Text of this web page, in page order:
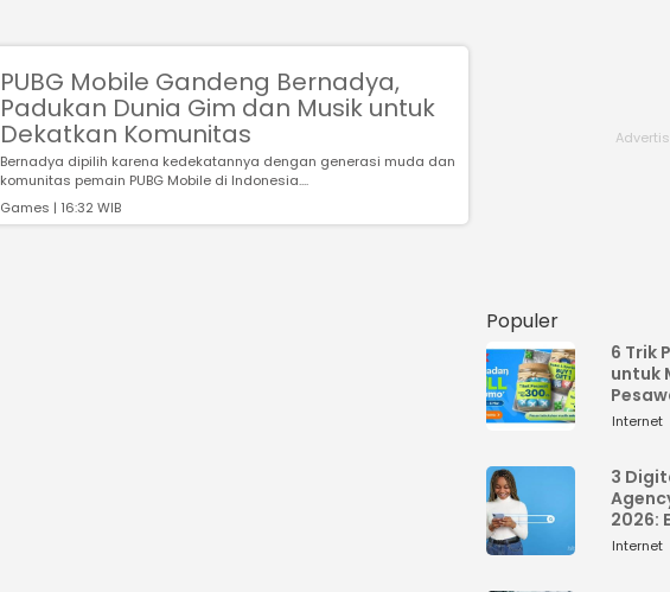
PUBG Mobile Gandeng Bernadya,
Padukan Dunia Gim dan Musik untuk
Dekatkan Komunitas
Bernadya dipilih karena kedekatannya dengan generasi muda dan
komunitas pemain PUBG Mobile di Indonesia....
Games | 16:32 WIB
Populer
6 Trik
untuk
Tidak
Internet
3
2026:
Internet